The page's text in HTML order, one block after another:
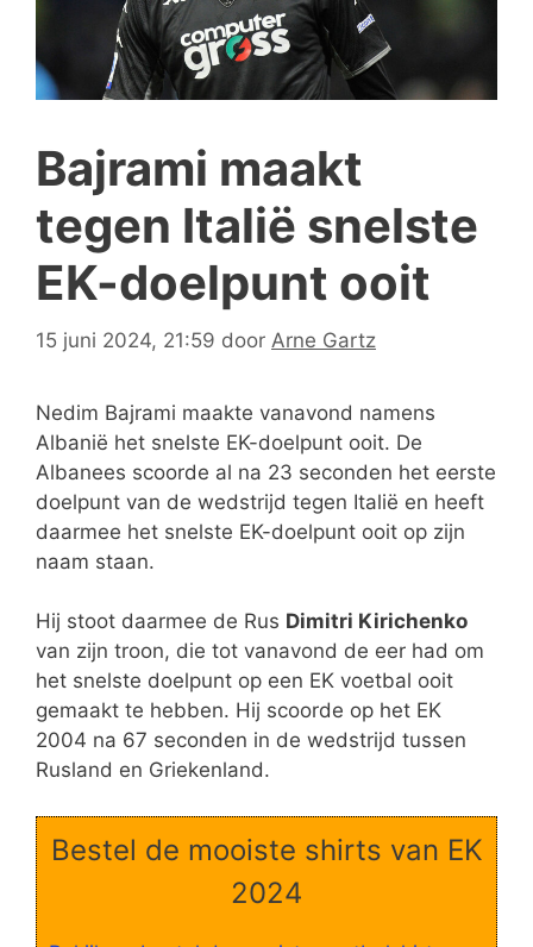
Bajrami maakt
tegen Italië snelste
EK-doelpunt ooit
15 juni 2024, 21:59 door Arne Gartz
Nedim Bajrami maakte vanavond namens
Albanië het snelste EK-doelpunt ooit. De
Albanees scoorde al na 23 seconden het eerste
doelpunt van de wedstrijd tegen Italië en heeft
daarmee het snelste EK-doelpunt ooit op zijn
naam staan.
Hij stoot daarmee de Rus Dimitri Kirichenko
van zijn troon, die tot vanavond de eer had om
het snelste doelpunt op een EK voetbal ooit
gemaakt te hebben. Hij scoorde op het EK
2004 na 67 seconden in de wedstrijd tussen
Rusland en Griekenland.
Bestel de mooiste shirts van EK
2024